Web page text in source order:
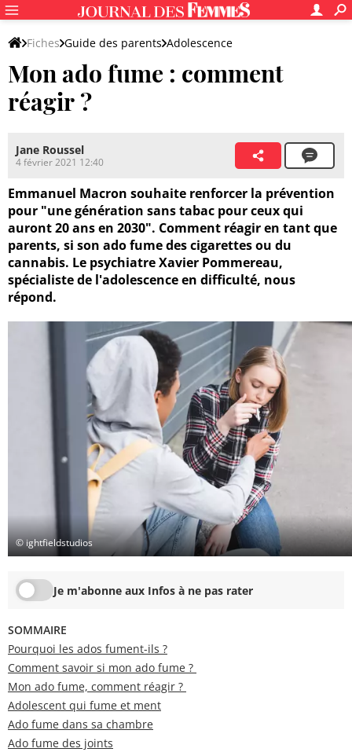
Fiches Guide des parents Adolescence
Mon ado fume : comment
réagir ?
Jane Roussel
4 février 2021 12:40
Emmanuel Macron souhaite renforcer la prévention
pour "une génération sans tabac pour ceux qui
auront 20 ans en 2030". Comment réagir en tant que
parents, si son ado fume des cigarettes ou du
cannabis. Le psychiatre Xavier Pommereau,
spécialiste de l'adolescence en difficulté, nous
répond.
© ightfieldstudios
Je m'abonne aux Infos à ne pas rater
SOMMAIRE
Pourquoi les ados fument-ils ?
Comment savoir si mon ado fume ?
Mon ado fume, comment réagir ?
Adolescent qui fume et ment
Ado fume dans sa chambre
Ado fume des joints